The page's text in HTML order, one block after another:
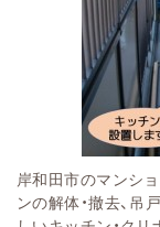
岸和田市のマンシ
ンの解体・撤去、